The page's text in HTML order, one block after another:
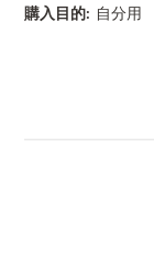
購入目的: 自分用